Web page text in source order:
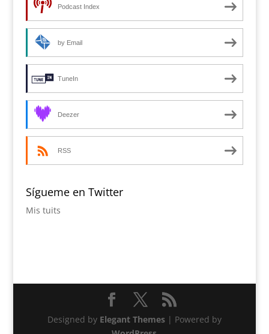
Podcast Index
by Email
TuneIn
Deezer
RSS
Sígueme en Twitter
Mis tuits
Designed by Elegant Themes| Powered by